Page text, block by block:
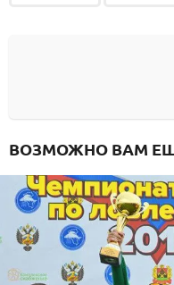
ВОЗМОЖНО ВАМ